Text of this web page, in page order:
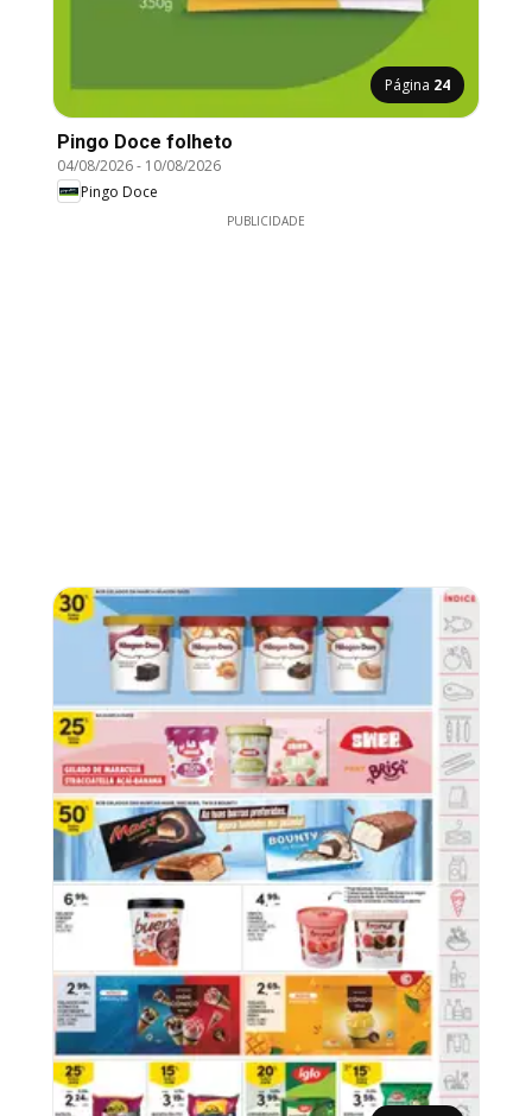
Página 24
Pingo Doce folheto
04/08/2026- 10/08/2026
Pingo Doce
PUBLICIDADE